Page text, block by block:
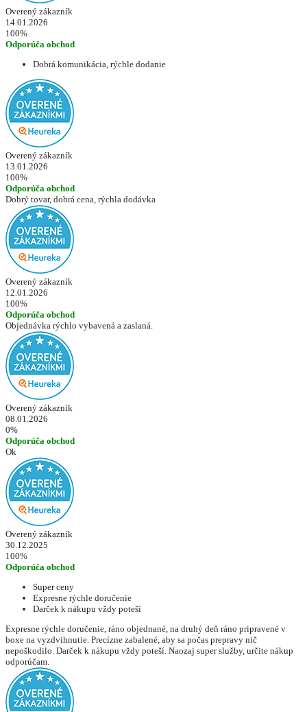
Overený zákazník
14.01.2026
100%
Odporúča obchod
Dobrá komunikácia, rýchle dodanie
Overený zákazník
13.01.2026
100%
Odporúča obchod
Dobrý tovar, dobrá cena, rýchla dodávka
Overený zákazník
12.01.2026
100%
Odporúča obchod
Objednávka rýchlo vybavená a zaslaná.
Overený zákazník
08.01.2026
0%
Odporúča obchod
Ok
Overený zákazník
30.12.2025
100%
Odporúča obchod
Super ceny
Expresne rýchle doručenie
Darček k nákupu vždy poteší
Expresne rýchle doručenie, ráno objednané, na druhý deň ráno pripravené v
boxe na vyzdvihnutie. Precízne zabalené, aby sa počas prepravy nič
nepoškodilo. Darček k nákupu vždy poteší. Naozaj super služby, určite nákup
odporúčam.